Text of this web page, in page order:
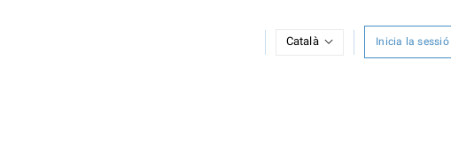
Català Inicia la sessió